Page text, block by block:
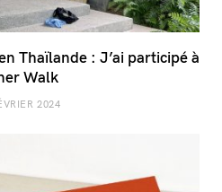
Thaïlande : J’ai participé à
Walk
2024